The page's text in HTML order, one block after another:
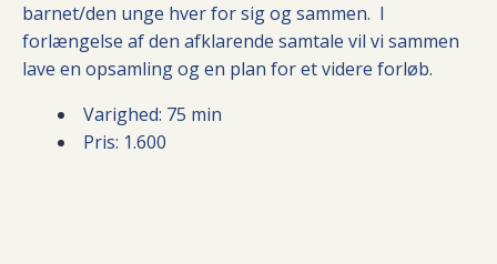
barnet/den unge hver for sig og sammen. I
forlængelse af den afklarende samtale vil vi sammen
lave en opsamling og en plan for et videre forløb.
Varighed: 75 min
Pris: 1.600